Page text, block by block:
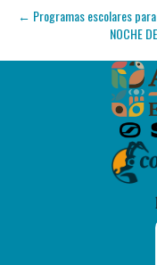
← Programas escolares
NOCHE